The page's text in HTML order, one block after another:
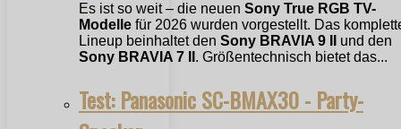
Es ist so weit – die neuen Sony True RGB TV-
Modelle für 2026 wurden vorgestellt. Das
Lineup beinhaltet den Sony BRAVIA 9 II
und den
Sony BRAVIA 7 II . Größentechnisch bietet das...
Test: Panasonic SC-BMAX30 - Party-